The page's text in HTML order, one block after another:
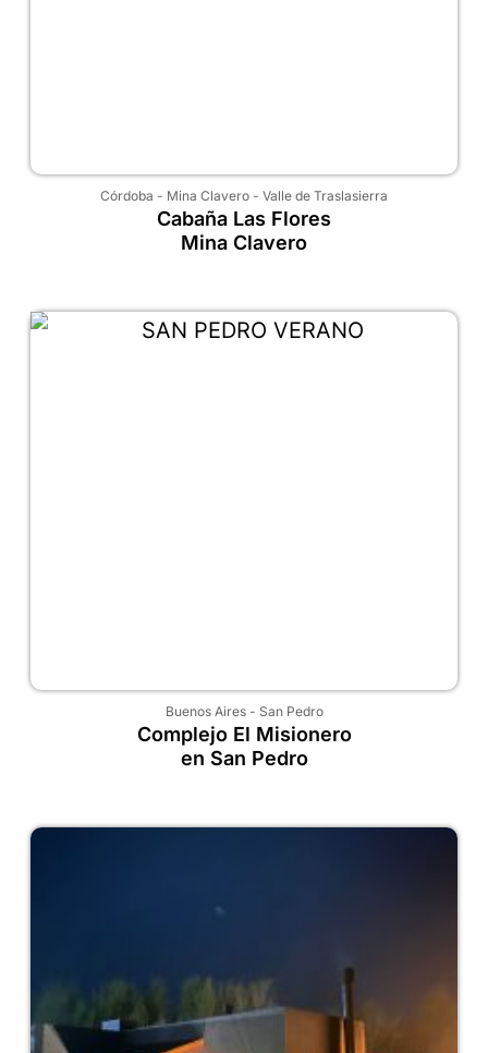
Córdoba - Mina Clavero - Valle de Traslasierra
Cabaña Las Flores
Mina Clavero
Buenos Aires- San Pedro
Complejo El Misionero
en San Pedro